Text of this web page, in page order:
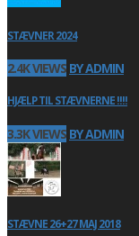
STÆVNER 2024
2.4K VIEWS BY ADMIN
HJÆLP TIL STÆVNERNE !!!!
3.3K VIEWS BY ADMIN
STÆVNE 26+27 MAJ 2018